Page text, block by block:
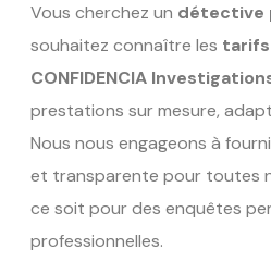
Vous cherchez un détective
souhaitez connaître les tarifs
CONFIDENCIA
prestations sur mesure,
Nous nous engageons à
et transparente pour toutes
ce soit pour des enquêtes
professionnelles.